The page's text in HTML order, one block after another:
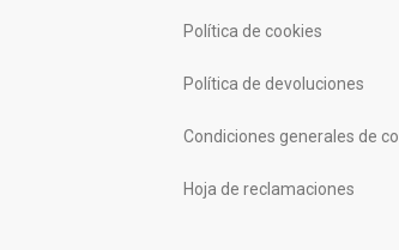
Política de cookies
Política de devoluciones
Condiciones generales de
Hoja de reclamaciones